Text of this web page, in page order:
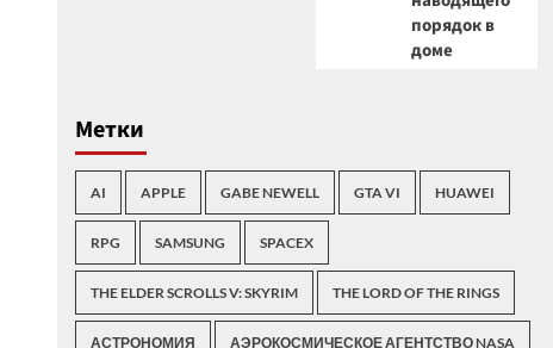
порядок в
доме
Метки
AI APPLE GABE NEWELL GTA VI HUAWEI
RPG SAMSUNG SPACEX
THE ELDER SCROLLS V: SKYRIM THE LORD OF THE RINGS
АСТРОНОМИЯ АЭРОКОСМИЧЕСКОЕ АГЕНТСТВО NASA